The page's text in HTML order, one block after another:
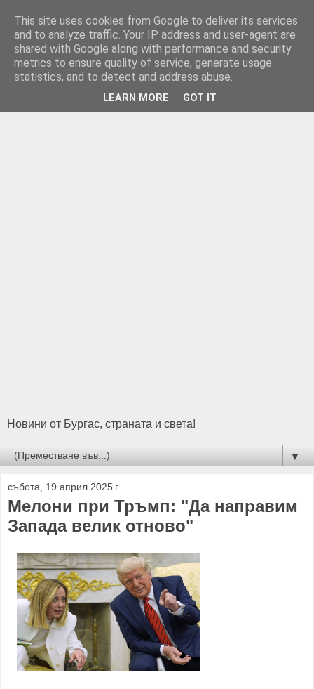
Новини от Бургас, страната и света!
▼
събота, 19 април 2025 г.
Мелони при Тръмп: "Да направим
Запада велик отново"
This site uses cookies from Google to deliver its services
and to analyze traffic. Your IP address and user-agent are
shared with Google along with performance and security
metrics to ensure quality of service, generate usage
statistics, and to detect and address abuse.
LEARN MORE GOT IT